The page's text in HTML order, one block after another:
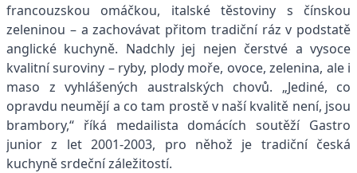
francouzskou omáčkou, italské těstoviny s čínskou
zeleninou – a zachovávat přitom tradiční ráz v podstatě
anglické kuchyně. Nadchly jej nejen čerstvé a vysoce
kvalitní suroviny – ryby, plody moře, ovoce, zelenina, ale i
maso z vyhlášených australských chovů. „Jediné, co
opravdu neumějí a co tam prostě v naší kvalitě není, jsou
brambory,“ říká medailista domácích soutěží Gastro
junior z let 2001-2003, pro něhož je tradiční česká
kuchyně srdeční záležitostí.